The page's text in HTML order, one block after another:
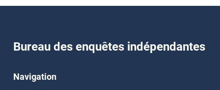
Bureau des enquêtes indépendantes
Navigation